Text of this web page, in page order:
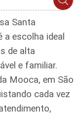
Santa
a escolha ideal
de alta
e familiar.
Mooca, em São
cada vez